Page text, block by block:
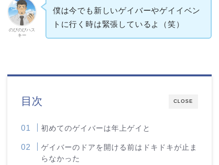
のびのびハス
キー
僕は今でも新しいゲイバーやゲイイベン
トに行く時は緊張しているよ（笑）
CLOSE
目次
初めてのゲイバーは年上ゲイと
ゲイバーのドアを開ける前はドキドキが止ま
らなかった